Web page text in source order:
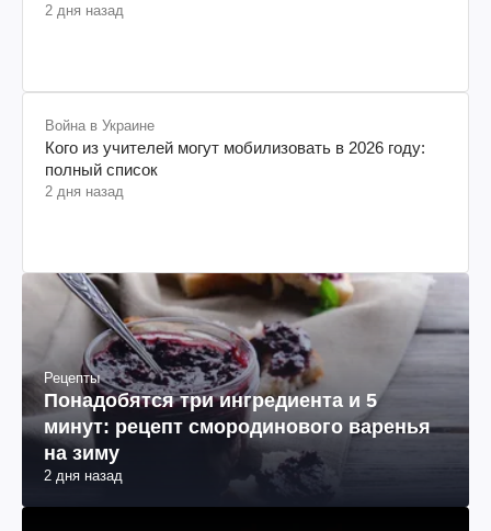
2 дня назад
Война в Украине
Кого из учителей могут мобилизовать в 2026 году:
полный список
2 дня назад
Рецепты
Понадобятся три ингредиента и 5
минут: рецепт смородинового варенья
на зиму
2 дня назад